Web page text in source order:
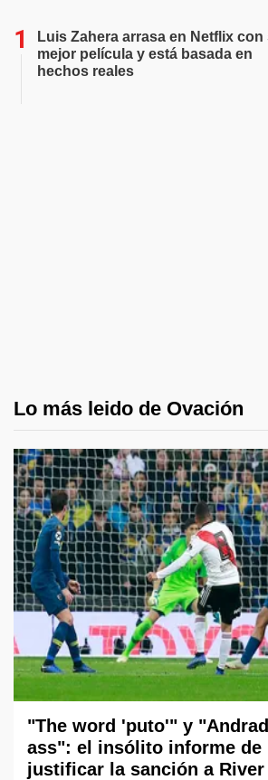
Luis Zahera arrasa en Netflix con
mejor película y está basada en
hechos reales
Lo más leido de Ovación
"The word 'puto'" y
ass": el insólito informe de
justificar la sanción a River